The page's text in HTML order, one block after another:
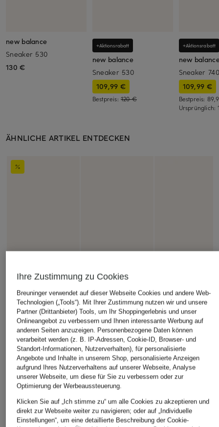
new balance
Sneaker 530
130 €
+Aktionsrabatt
new balance
Sneaker 530
109,99 €
Bestpreis: 120 €
+Aktionsrabatt
new
Sneaker 740
109,99 €
Bestpreis:
Ursprünglich:
ÄHNLICHE ARTIKEL ENTDECKEN
Ihre Zustimmung zu Cookies
Breuninger verwendet auf dieser Webseite Cookies und andere Web-
Technologien („Tools“). Mit Ihrer Zustimmung nutzen wir und unsere
Partner (Drittanbieter) Tools, um Ihr Shoppingerlebnis und unser
Onlineangebot zu verbessern und Ihnen interessante Werbung auf
anderen Seiten anzuzeigen. Personenbezogene Daten können
verarbeitet werden (z. B. IP-Adressen, Cookie-ID, Browser- und
Standort-Informationen, Nutzerverhalten), für personalisierte
Angebote und Inhalte in unserem Shop, personalisierte Anzeigen
aufgrund Ihres Nutzerverhaltens auf unserer Webseite, Analyse
unserer Webseite, um diese für Sie zu verbessern oder zur
Optimierung der Werbeaussteuerung.
Klicken Sie auf „Ich stimme zu“ um alle Cookies zu akzeptieren und
direkt zur Webseite weiter zu navigieren; oder auf „Individuelle
Einstellungen“, um eine detaillierte Beschreibung der Cookie-